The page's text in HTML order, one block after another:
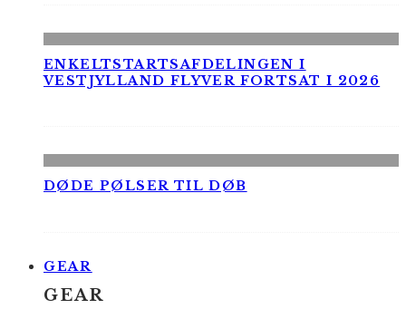
ENKELTSTARTSAFDELINGEN I
VESTJYLLAND FLYVER FORTSAT I 2026
DØDE PØLSER TIL DØB
GEAR
GEAR